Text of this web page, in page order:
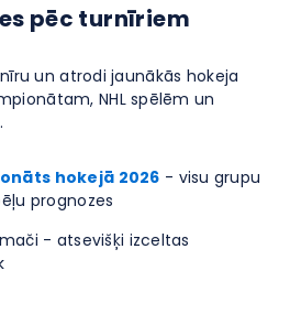
pēc turnīriem
un atrodi jaunākās hokeja
NHL spēlēm un
hokejā 2026 - visu grupu
prognozes
mači - atsevišķi izceltas